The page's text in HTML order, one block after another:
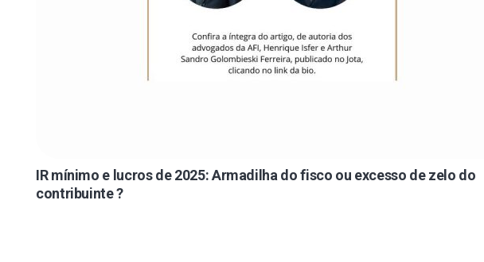
IR mínimo e lucros de 2025: Armadilha do fisco ou excesso de zelo do
contribuinte ?